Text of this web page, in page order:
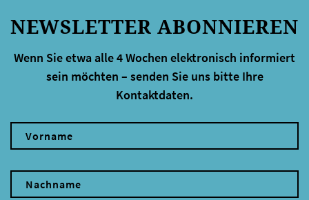
NEWSLETTER ABONNIEREN
Wenn Sie etwa alle 4 Wochen elektronisch informiert
sein möchten – senden Sie uns bitte Ihre
Kontaktdaten.